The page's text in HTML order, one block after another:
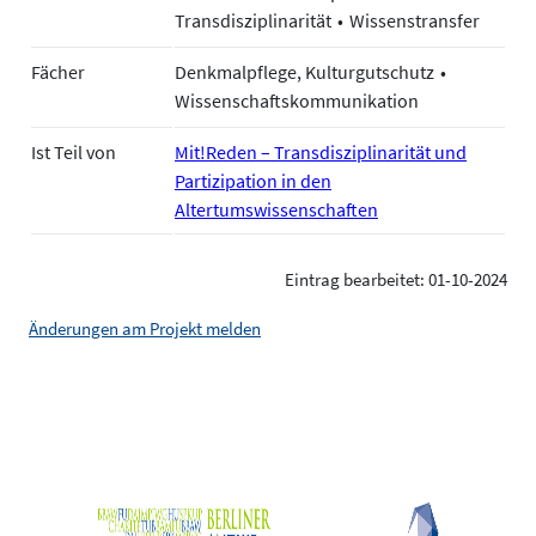
Transdisziplinarität
Wissenstransfer
Fächer
Denkmalpflege, Kulturgutschutz
Wissenschaftskommunikation
Ist Teil von
Mit!Reden – Transdisziplinarität und
Partizipation in den
Altertumswissenschaften
Eintrag bearbeitet: 01-10-2024
Änderungen am Projekt melden